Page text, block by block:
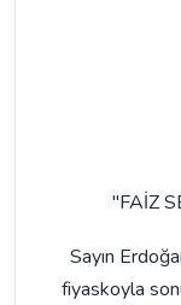
"FAİZ
Sayın
fiyaskoyla